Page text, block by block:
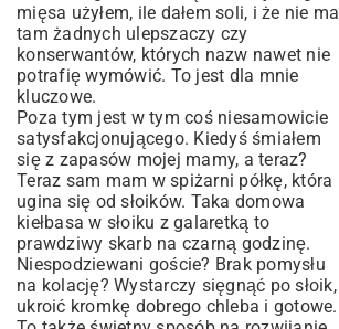
No to do dzieła! Robimy kiełbasę krok po
kroku
Krok 1: Mielenie i krojenie
Krok 2: Wyrabianie masy
Krok 3: Napełnianie słoików
Gorąca kąpiel, czyli jak utrwalić nasze
dzieło
A gdyby tak trochę pokombinować?
Wasze pytania i moje odpowiedzi – bez
ściemy
Wielki finał – jak podać to cudo?
mięsa użyłem, ile dałem soli, i że nie ma
tam żadnych ulepszaczy czy
konserwantów, których nazw nawet nie
potrafię wymówić. To jest dla mnie
kluczowe.
Poza tym jest w tym coś niesamowicie
satysfakcjonującego. Kiedyś śmiałem
się z zapasów mojej mamy, a teraz?
Teraz sam mam w spiżarni półkę, która
ugina się od słoików. Taka domowa
kiełbasa w słoiku z galaretką to
prawdziwy skarb na czarną godzinę.
Niespodziewani goście? Brak pomysłu
na kolację? Wystarczy sięgnąć po słoik,
ukroić kromkę dobrego chleba i gotowe.